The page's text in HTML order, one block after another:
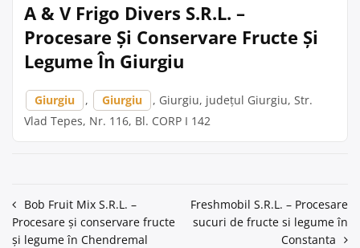
A & V Frigo Divers S.R.L. –
Procesare Și Conservare Fructe Și
Legume În Giurgiu
Giurgiu , Giurgiu
, Giurgiu, județul Giurgiu, Str.
Vlad Tepes, Nr. 116, Bl. CORP I 142
Navigare
în
Bob Fruit Mix S.R.L. –
Procesare și conservare fructe
și legume în Chendremal
Freshmobil S.R.L. – Procesare
sucuri de fructe si legume în
Constanta